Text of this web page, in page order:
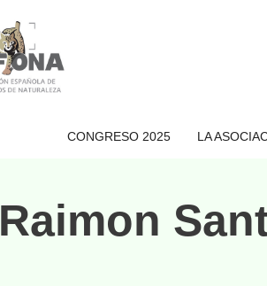
CONGRESO 2025 LA
Raimon